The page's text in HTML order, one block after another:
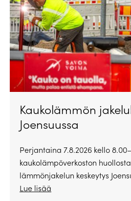
Kaukolämmön
Joensuussa
Perjantaina 7.8.2026 kello
kaukolämpöverkoston
lämmönjakelun keskeytys
Lue lisää